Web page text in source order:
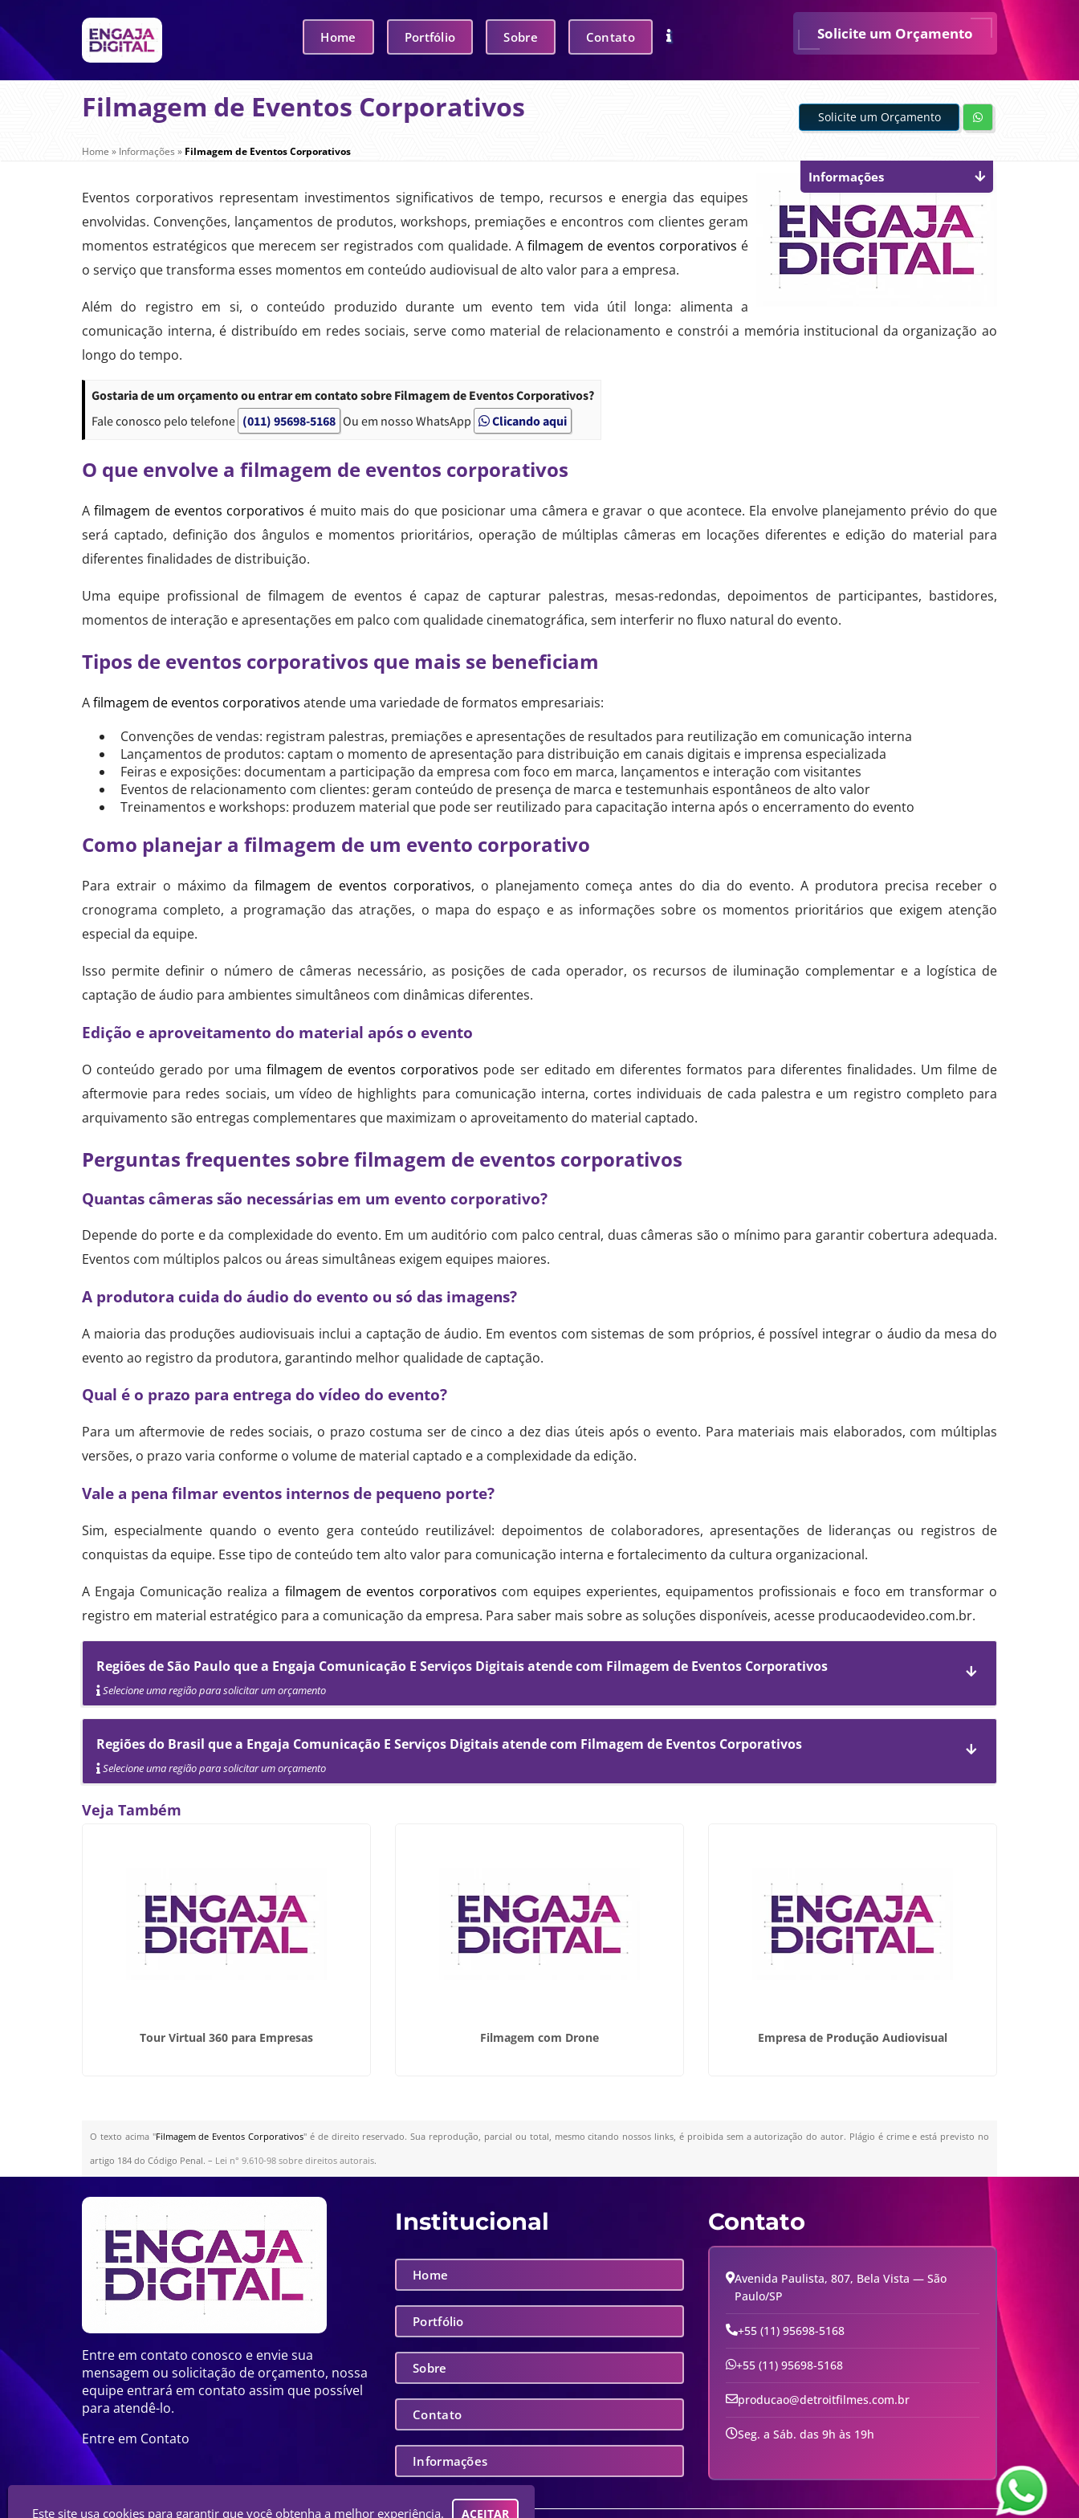
Home Portfólio Sobre Contato Solicite um Orçamento
Filmagem de Eventos Corporativos
Home » Informações » Filmagem de Eventos Corporativos
Solicite um Orçamento
Eventos corporativos representam investimentos significativos de tempo, recursos e energia das equipes
envolvidas. Convenções, lançamentos de produtos, workshops, premiações e encontros com clientes geram
momentos estratégicos que merecem ser registrados com qualidade. A filmagem de eventos corporativos é
o serviço que transforma esses momentos em conteúdo audiovisual de alto valor para a empresa.
Além do registro em si, o conteúdo produzido durante um evento tem vida útil longa: alimenta a
comunicação interna, é distribuído em redes sociais, serve como material de relacionamento e constrói a memória institucional da organização ao
longo do tempo.
Gostaria de um orçamento ou entrar em contato sobre Filmagem de Eventos Corporativos?
Fale conosco pelo telefone (011) 95698-5168 Ou em nosso WhatsApp Clicando aqui
O que envolve a filmagem de eventos corporativos
Afilmagem de eventos corporativos é muito mais do que posicionar uma câmera e gravar o que acontece. Ela envolve planejamento prévio do que
será captado, definição dos ângulos e momentos prioritários, operação de múltiplas câmeras em locações diferentes e edição do material para
diferentes finalidades de distribuição.
Uma equipe profissional de filmagem de eventos é capaz de capturar palestras, mesas-redondas, depoimentos de participantes, bastidores,
momentos de interação e apresentações em palco com qualidade cinematográfica, sem interferir no fluxo natural do evento.
Tipos de eventos corporativos que mais se beneficiam
Afilmagem de eventos corporativos atende uma variedade de formatos empresariais:
Convenções de vendas: registram palestras, premiações e apresentações de resultados para reutilização em comunicação interna
Lançamentos de produtos: captam o momento de apresentação para distribuição em canais digitais e imprensa especializada
Feiras e exposições: documentam a participação da empresa com foco em marca, lançamentos e interação com visitantes
Eventos de relacionamento com clientes: geram conteúdo de presença de marca e testemunhais espontâneos de alto valor
Treinamentos e workshops: produzem material que pode ser reutilizado para capacitação interna após o encerramento do evento
Como planejar a filmagem de um evento corporativo
Para extrair o máximo da filmagem de eventos corporativos, o planejamento começa antes do dia do evento. A produtora precisa receber o
cronograma completo, a programação das atrações, o mapa do espaço e as informações sobre os momentos prioritários que exigem atenção
especial da equipe.
Isso permite definir o número de câmeras necessário, as posições de cada operador, os recursos de iluminação complementar e a logística de
captação de áudio para ambientes simultâneos com dinâmicas diferentes.
Edição e aproveitamento do material após o evento
O conteúdo gerado por umafilmagem de eventos corporativos pode ser editado em diferentes formatos para diferentes finalidades. Um filme de
aftermovie para redes sociais, um vídeo de highlights para comunicação interna, cortes individuais de cada palestra e um registro completo para
arquivamento são entregas complementares que maximizam o aproveitamento do material captado.
Perguntas frequentes sobre filmagem de eventos corporativos
Quantas câmeras são necessárias em um evento corporativo?
Depende do porte e da complexidade do evento. Em um auditório com palco central, duas câmeras são o mínimo para garantir cobertura adequada.
Eventos com múltiplos palcos ou áreas simultâneas exigem equipes maiores.
A produtora cuida do áudio do evento ou só das imagens?
A maioria das produções audiovisuais inclui a captação de áudio. Em eventos com sistemas de som próprios, é possível integrar o áudio da mesa do
evento ao registro da produtora, garantindo melhor qualidade de captação.
Qual é o prazo para entrega do vídeo do evento?
Para um aftermovie de redes sociais, o prazo costuma ser de cinco a dez dias úteis após o evento. Para materiais mais elaborados, com múltiplas
versões, o prazo varia conforme o volume de material captado e a complexidade da edição.
Vale a pena filmar eventos internos de pequeno porte?
Sim, especialmente quando o evento gera conteúdo reutilizável: depoimentos de colaboradores, apresentações de lideranças ou registros de
conquistas da equipe. Esse tipo de conteúdo tem alto valor para comunicação interna e fortalecimento da cultura organizacional.
A Engaja Comunicação realiza a filmagem de eventos corporativos com equipes experientes, equipamentos profissionais e foco em transformar o
registro em material estratégico para a comunicação da empresa. Para saber mais sobre as soluções disponíveis, acesse producaodevideo.com.br.
Regiões de São Paulo que a Engaja Comunicação E Serviços Digitais atende com Filmagem de Eventos Corporativos
Selecione uma região para solicitar um orçamento
Regiões do Brasil que a Engaja Comunicação E Serviços Digitais atende com Filmagem de Eventos Corporativos
Selecione uma região para solicitar um orçamento
Veja Também
Tour Virtual 360 para Empresas Filmagem com Drone Empresa de Produção Audiovisual
O texto acima "Filmagem de Eventos Corporativos" é de direito reservado. Sua reprodução, parcial ou total, mesmo citando nossos links, é proibida sem a autorização do autor. Plágio é crime e está previsto no
artigo 184 do Código Penal. – Lei n° 9.610-98 sobre direitos autorais.
Informações
Entre em contato conosco e envie sua
mensagem ou solicitação de orçamento, nossa
equipe entrará em contato assim que possível
para atendê-lo.
Entre em Contato
Institucional
Home
Portfólio
Sobre
Contato
Informações
Contato
Avenida Paulista, 807, Bela Vista — São
Paulo/SP
+55 (11) 95698-5168
+55 (11) 95698-5168
producao@detroitfilmes.com.br
Seg. a Sáb. das 9h às 19h
Este site usa cookies para garantir que você obtenha a melhor experiência. ACEITAR